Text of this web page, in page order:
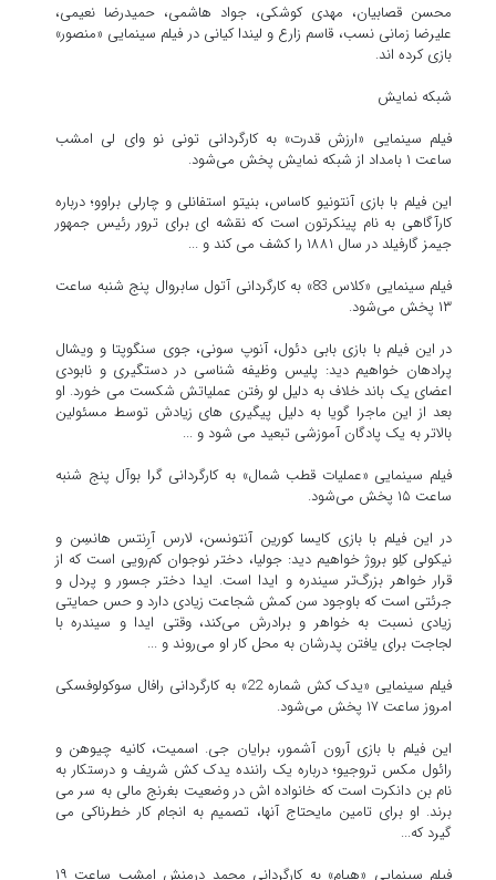
محسن قصابیان، مهدی کوشکی، جواد هاشمی، حمیدرضا نعیمی،
علیرضا زمانی نسب، قاسم زارع و لیندا کیانی در فیلم سینمایی «منصور»
بازی کرده اند.
شبکه نمایش
فیلم سینمایی «ارزش قدرت» به کارگردانی تونی نو وای لی امشب
ساعت ۱ بامداد از شبکه نمایش پخش می‌شود.
این فیلم با بازی آنتونیو کاساس، بنیتو استفانلی و چارلی براوو؛ درباره
کارآگاهی به نام پینکرتون است که نقشه ای برای ترور رئیس جمهور
جیمز گارفیلد در سال ۱۸۸۱ را کشف می کند و ...
فیلم سینمایی «کلاس 83» به کارگردانی آتول سابروال پنج شنبه ساعت
۱۳ پخش می‌شود.
در این فیلم با بازی بابی دئول، آنوپ سونی، جوی سنگوپتا و ویشال
پرادهان خواهیم دید: پلیس وظیفه شناسی در دستگیری و نابودی
اعضای یک باند خلاف به دلیل لو رفتن عملیاتش شکست می خورد. او
بعد از این ماجرا گویا به دلیل پیگیری های زیادش توسط مسئولین
بالاتر به یک پادگان آموزشی تبعید می شود و ...
فیلم سینمایی «عملیات قطب شمال» به کارگردانی گرا بوآل پنج شنبه
ساعت ۱۵ پخش می‌شود.
در این فیلم با بازی کایسا کورین آنتونسن، لارس آرِنتس هانسِن و
نیکولی کلِو بروژ خواهیم دید: جولیا، دختر نوجوان کم‌رویی است که از
قرار خواهر بزرگ‌تر سیندره و ایدا است. ایدا دختر جسور و پردل و
جرئتی است که باوجود سن کمش شجاعت زیادی دارد و حس حمایتی
زیادی نسبت به خواهر و برادرش می‌کند، وقتی ایدا و سیندره با
لجاجت برای یافتن پدرشان به محل کار او می‌روند و ...
فیلم سینمایی «یدک کش شماره 22» به کارگردانی رافال سوکولوفسکی
امروز ساعت ۱۷ پخش می‌شود.
این فیلم با بازی آرون آشمور، برایان جی. اسمیت، کانیه چیوهن و
رائول مکس تروجیو؛ درباره یک راننده یدک کش شریف و درستکار به
نام بن دانکرت است که خانواده اش در وضعیت بغرنج مالی به سر می
برند. او برای تامین مایحتاج آنها، تصمیم به انجام کار خطرناکی می
گیرد که...
فیلم سینمایی «هیام» به کارگردانی محمد درمنش امشب ساعت ۱۹